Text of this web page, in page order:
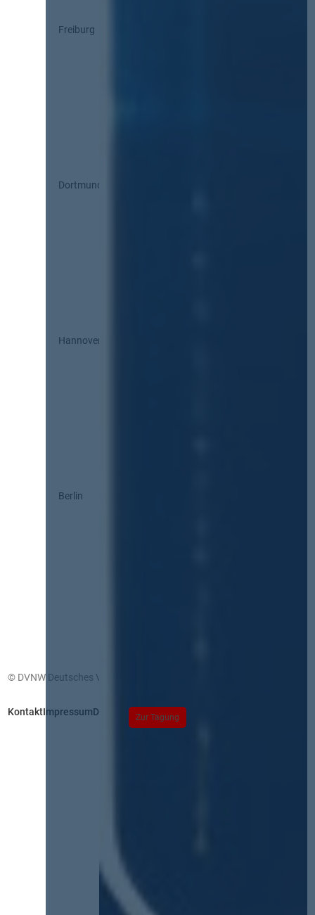
Zur Tagung
Freiburg
Dortmund
Hannover
Berlin
© DVNW Deutsches Vergabenetzwerk GmbH
KontaktImpressumDatenschutz